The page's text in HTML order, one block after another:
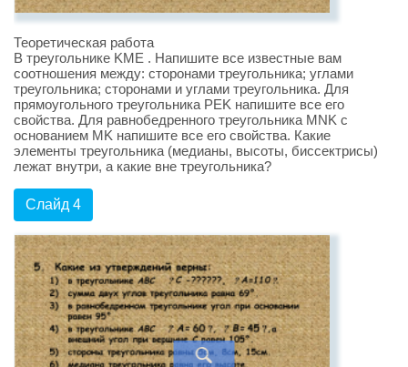
Теоретическая работа
В треугольнике KME . Напишите все известные вам
соотношения между: сторонами треугольника; углами
треугольника; сторонами и углами треугольника. Для
прямоугольного треугольника PEK напишите все его
свойства. Для равнобедренного треугольника MNK с
основанием MK напишите все его свойства. Какие
элементы треугольника (медианы, высоты, биссектрисы)
лежат внутри, а какие вне треугольника?
Слайд 4